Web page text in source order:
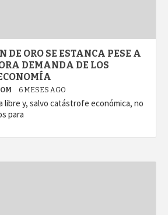
DE ORO SE ESTANCA PESE A
DEMANDA DE LOS
6 MESES AGO
libre y, salvo catástrofe económica, no
para